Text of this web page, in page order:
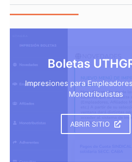
Boletas
Impresiones para
Monotributistas
ABRIR SITIO